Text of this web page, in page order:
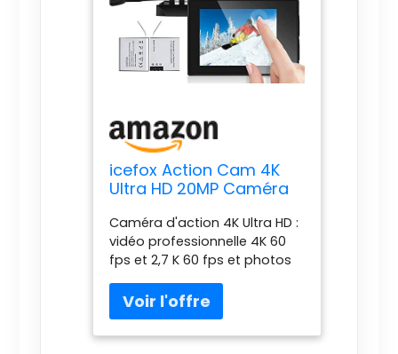
icefox Action Cam 4K
Ultra HD 20MP Caméra
40 m 170 degrés Ultra
Grand Angle WiFi
stabilisation Glace avec
Double Batterie 1350
mAh Gris foncé
Caméra d'action 4K Ultra HD :
vidéo professionnelle 4K 60
fps et 2,7 K 60 fps et photos
images par seconde pour de
superbes photos, ce qui
signifie une résolution 4 fois